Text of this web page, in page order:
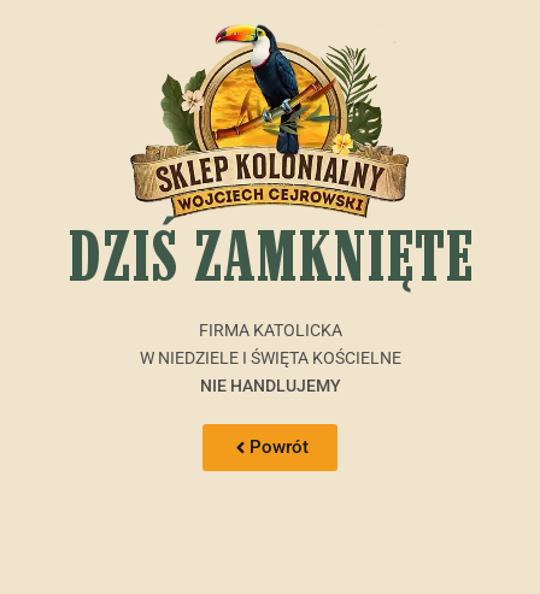
DZIŚ ZAMKNIĘTE
FIRMA KATOLICKA
W NIEDZIELE I ŚWIĘTA KOŚCIELNE
NIE HANDLUJEMY
Powrót